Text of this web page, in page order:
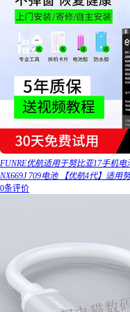
FUNRE优航适用于努比亚17手机电
NX669J 709电池 【优航4代】适用
0条评价